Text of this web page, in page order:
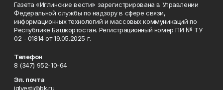
Газета «Иглинские вести» зарегистрирована в Управлении
Федеральной службы по надзору в сфере связи,
информационных технологий и массовых коммуникаций по
Республике Башкортостан. Регистрационный номер ПИ № ТУ
02 - 01814 от 19.05.2025 г.
Телефон
8 (347) 952-10-64
Эл. почта
iglvesti@bk.ru